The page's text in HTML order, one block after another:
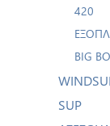
420
BIG
SUP